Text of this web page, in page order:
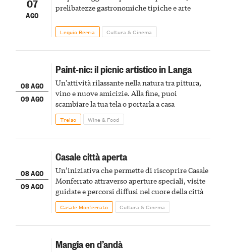
07
AGO
prelibatezze gastronomiche tipiche e arte
Lequio Berria Cultura & Cinema
08 AGO
09 AGO
Paint-nic: il picnic artistico in Langa
Un'attività rilassante nella natura tra pittura,
vino e nuove amicizie. Alla fine, puoi
scambiare la tua tela o portarla a casa
Treiso Wine & Food
08 AGO
09 AGO
Casale città aperta
Un’iniziativa che permette di riscoprire Casale
Monferrato attraverso aperture speciali, visite
guidate e percorsi diffusi nel cuore della città
Casale Monferrato Cultura & Cinema
Mangia en d’andà